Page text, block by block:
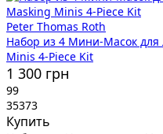
Peter Thomas Roth
Набор из 4 Мини-Масок для
Minis 4-Piece Kit
1 300 грн
99
35373
Купить